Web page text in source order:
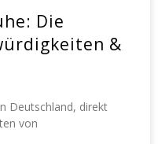
Die
&
Deutschland, direkt
von